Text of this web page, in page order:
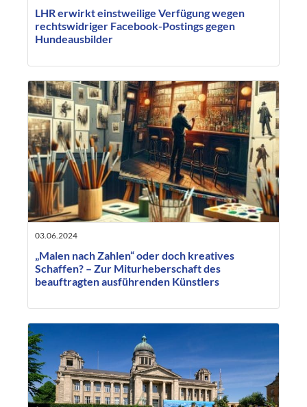
LHR erwirkt einstweilige Verfügung wegen
rechtswidriger Facebook-Postings gegen
Hundeausbilder
03.06.2024
„Malen nach Zahlen“ oder doch kreatives
Schaffen? – Zur Miturheberschaft des
beauftragten ausführenden Künstlers